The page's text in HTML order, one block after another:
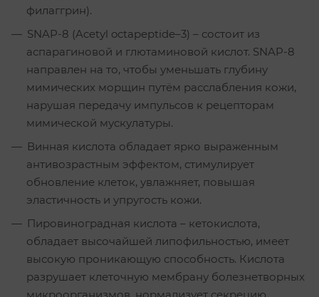
филаггрин).
SNAP-8 (Acetyl octapeptide–3) – состоит из
аспарагиновой и глютаминовой кислот. SNAP-8
направлен на то, чтобы уменьшать глубину
мимических морщин путём расслабления кожи,
нарушая передачу импульсов к рецепторам
мимической мускулатуры.
Винная кислота обладает ярко выраженным
антивозрастным эффектом, стимулирует
обновление клеток, увлажняет, повышая
эластичность и упругость кожи.
Пировиноградная кислота – кетокислота,
обладает высочайшей липофильностью, имеет
высокую проникающую способность. Кислота
разрушает клеточную мембрану болезнетворных